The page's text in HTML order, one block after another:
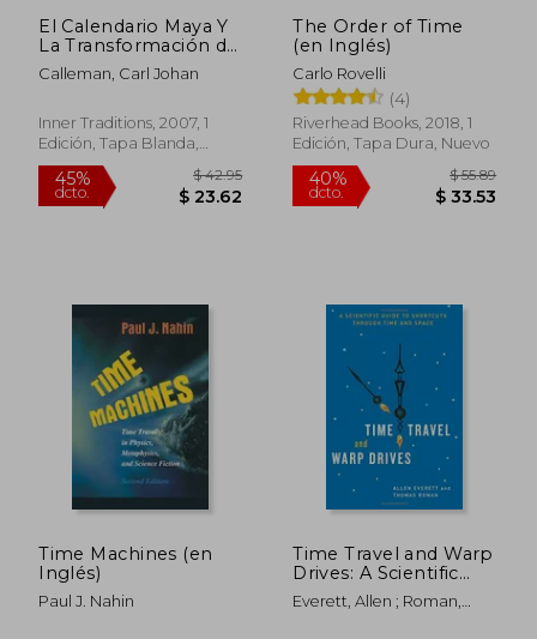
40%
dcto.
45%
dcto.
El Calendario Maya Y
La Transformación de
la Consciencia
Calleman, Carl Johan
Inner Traditions, 2007, 1
Edición, Tapa Blanda,
Nuevo
The Order of Time
(en Inglés)
Carlo Rovelli
(4)
Riverhead Books, 2018, 1
Edición, Tapa Dura, Nuevo
Time Machines (en
Inglés)
Paul J. Nahin
Time Travel and Warp
Drives: A Scientific
Guide to Shortcuts
Through Time and
Everett, Allen ; Roman,